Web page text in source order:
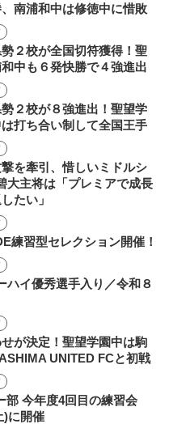
南浦和中は修徳中に惜敗
２校が全国切符獲得！聖
中も６発快勝で４強進出
２校が８強進出！聖望学
打ち合い制して全国王手
を牽引、惜しいミドルシ
主将は「プレミアで成長
たい」
練習型セレクション開催！
ハイ優秀選手入り／令和８
が決定！聖望学園中は駒
UNITED FCと初戦
部 今年度4回目の練習会
)に開催